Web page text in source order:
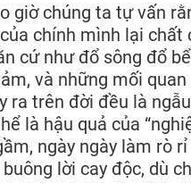
giờ chúng ta tự vấn
chính mình lại
cứ như đổ sông đổ
và những mối
ra trên đời đều là
là hậu quả của
ngày ngày làm rò
lời cay độc, dù